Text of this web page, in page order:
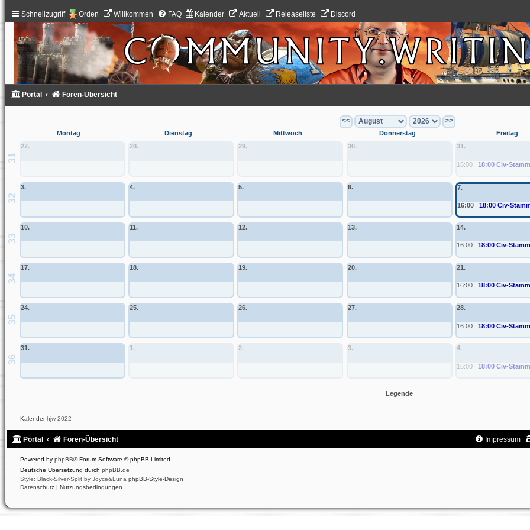
Schnellzugriff Orden Willkommen FAQ Kalender Aktuell Releaseliste Discord
Portal Foren-Übersicht
<< >>
Montag Dienstag Mittwoch Donnerstag Freitag
31
27. 28. 29. 30. 31.
16:00 18:00 Civ-
32
3. 4. 5. 6. 7.
16:00 18:00 Civ-
33
10. 11. 12. 13. 14.
16:00 18:00 Civ-
34
17. 18. 19. 20. 21.
16:00 18:00 Civ-
35
24. 25. 26. 27. 28.
16:00 18:00 Civ-
36
31. 1. 2. 3. 4.
16:00 18:00 Civ-
Legende
Kalenderhjw 2022
Portal Foren-Übersicht Impressum
Powered by phpBB® Forum Software © phpBB Limited
Deutsche Übersetzung durch phpBB.de
Style: Black-Silver-Split by Joyce&Luna phpBB-Style-Design
Datenschutz | Nutzungsbedingungen